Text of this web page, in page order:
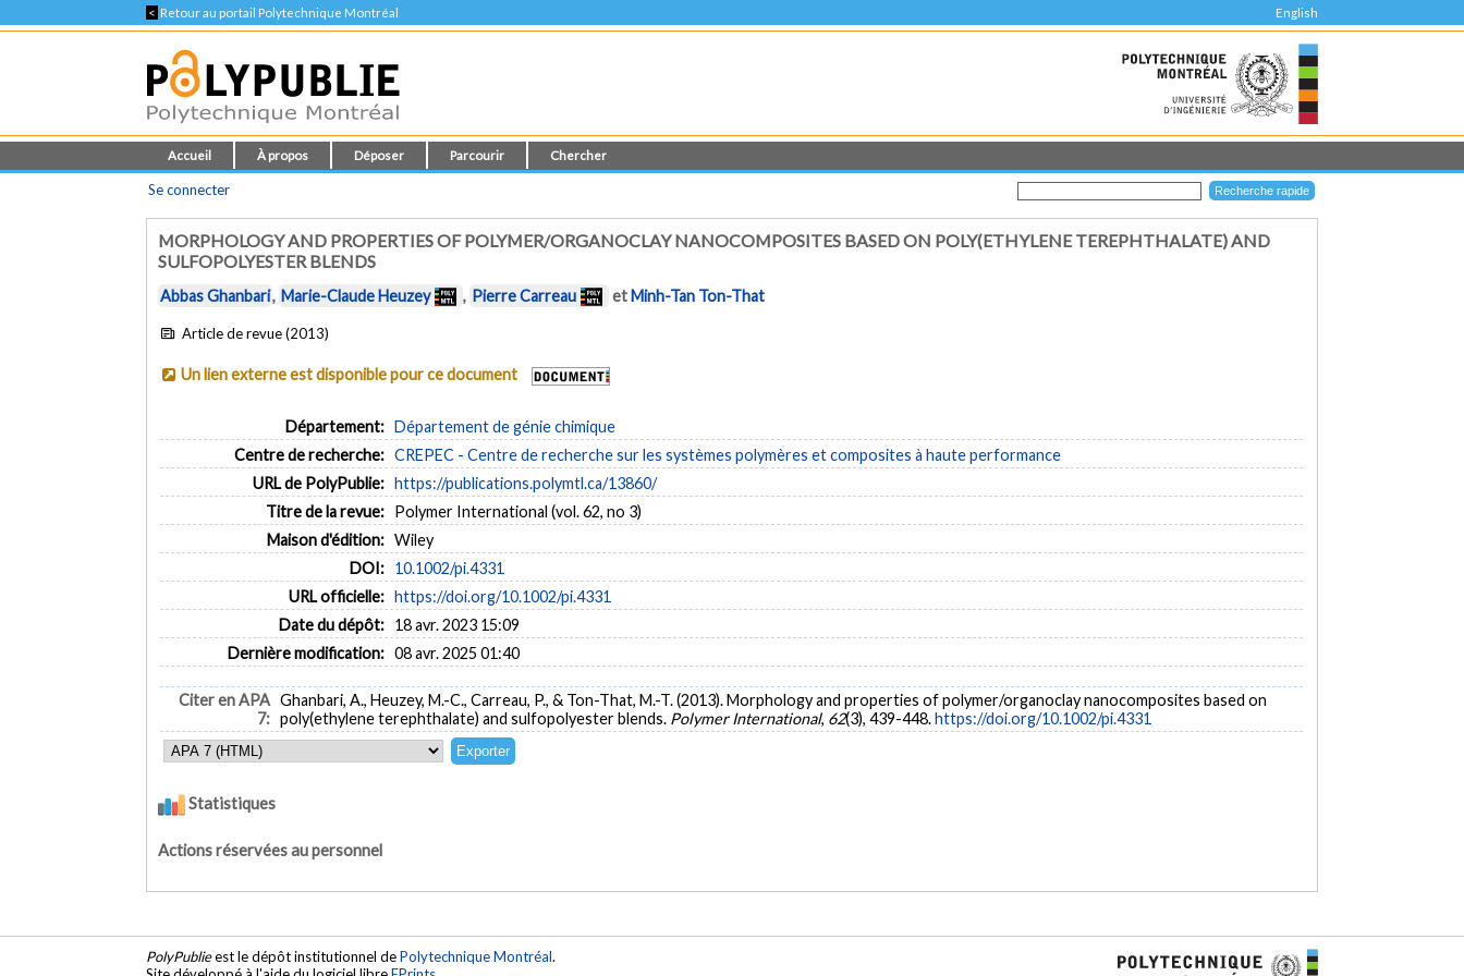
< Retour au portail Polytechnique Montréal English
Accueil À propos Déposer Parcourir Chercher
Se connecter
MORPHOLOGY AND PROPERTIES OF POLYMER/ORGANOCLAY NANOCOMPOSITES BASED ON POLY(ETHYLENE TEREPHTHALATE) AND
SULFOPOLYESTER BLENDS
Abbas Ghanbari, Marie-Claude Heuzey , Pierre Carreau etMinh-Tan Ton-That
Article de revue (2013)
Un lien externe est disponible pour ce document
Département: Département de génie chimique
Centre de recherche: CREPEC - Centre de recherche sur les systèmes polymères et composites à haute performance
URL de PolyPublie: https://publications.polymtl.ca/13860/
Titre de la revue: Polymer International (vol. 62, no 3)
Maison d'édition: Wiley
DOI: 10.1002/pi.4331
URL officielle: https://doi.org/10.1002/pi.4331
Date du dépôt: 18 avr. 2023 15:09
Dernière modification: 08 avr. 2025 01:40
Citer en APA
7:
Ghanbari, A., Heuzey, M.-C., Carreau, P., & Ton-That, M.-T. (2013). Morphology and properties of polymer/organoclay nanocomposites based on
poly(ethylene terephthalate) and sulfopolyester blends. Polymer International, 62(3), 439-448.https://doi.org/10.1002/pi.4331
Statistiques
Actions réservées au personnel
PolyPublieest le dépôt institutionnel dePolytechnique Montréal.